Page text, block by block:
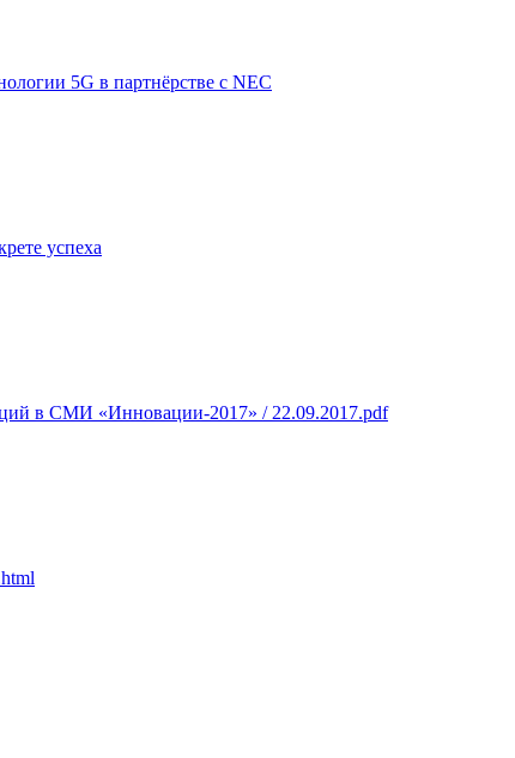
5G в партнёрстве с NEC
успеха
в СМИ «Инновации-2017» / 22.09.2017.pdf